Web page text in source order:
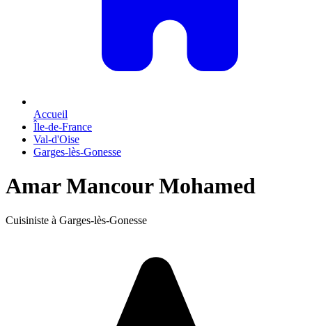
Accueil
Île-de-France
Val-d'Oise
Garges-lès-Gonesse
Amar Mancour Mohamed
Cuisiniste à Garges-lès-Gonesse